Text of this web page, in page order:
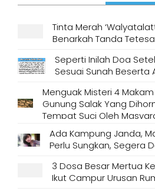
Tinta Merah
Benarkah Tanda
Seperti Inilah Doa
Sesuai Sunah Beserta
Menguak Misteri 4
Gunung Salak Yang
Tempat Suci Oleh
Ada Kampung Janda,
Perlu Sungkan, Segera
3 Dosa Besar Mertua
Ikut Campur Urusan